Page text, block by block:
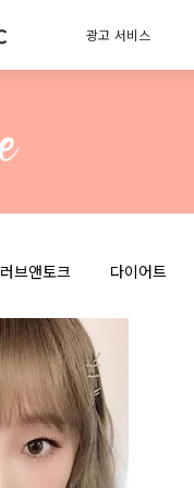
광고 서비스
러브앤토크 다이어트